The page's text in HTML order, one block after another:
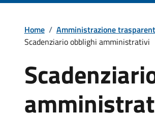
Home / Amministrazione
Scadenziario obblighi amministrativi